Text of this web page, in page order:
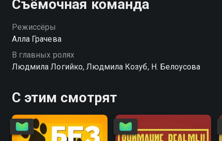
Съёмочная команда
Режиссёры
Алла Грачева
В главных ролях
Людмила Логийко, Людмила Козуб, Н. Белоусова
С этим смотрят